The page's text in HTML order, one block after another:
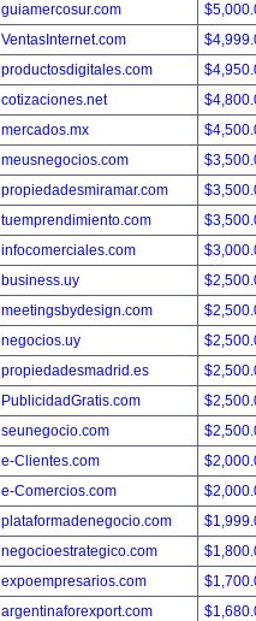
guiamercosur.com
VentasInternet.com
productosdigitales.com
cotizaciones.net
mercados.mx
meusnegocios.com
propiedadesmiramar.com
tuemprendimiento.com
infocomerciales.com
business.uy
meetingsbydesign.com
negocios.uy
propiedadesmadrid.es
PublicidadGratis.com
seunegocio.com
e-Clientes.com
e-Comercios.com
plataformadenegocio.com
negocioestrategico.com
expoempresarios.com
argentinaforexport.com